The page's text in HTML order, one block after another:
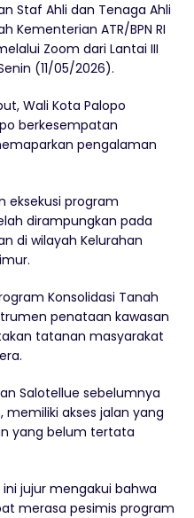
Staf Ahli dan Tenaga Ahli
Kementerian ATR/BPN RI
Zoom dari Lantai III
(11/05/2026).
Wali Kota Palopo
berkesempatan
pengalaman
eksekusi program
dirampungkan pada
di wilayah Kelurahan
Konsolidasi Tanah
penataan kawasan
tatanan masyarakat
Salotellue sebelumnya
akses jalan yang
yang belum tertata
ini jujur mengakui bahwa
merasa pesimis program